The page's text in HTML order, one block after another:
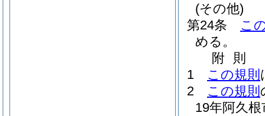
(その他)
第24条
こ
める。
附 則
1
この規則
2
この規則
19年阿久